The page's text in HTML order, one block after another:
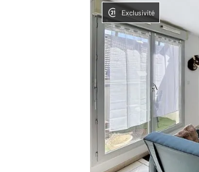
Exclusivité